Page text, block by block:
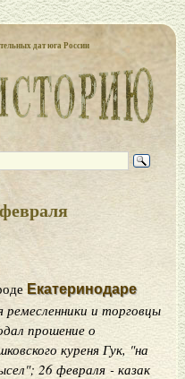
дат юга России
Екатеринодаре
и торговцы
прошение о
куреня Гук, "на
26 февраля - казак